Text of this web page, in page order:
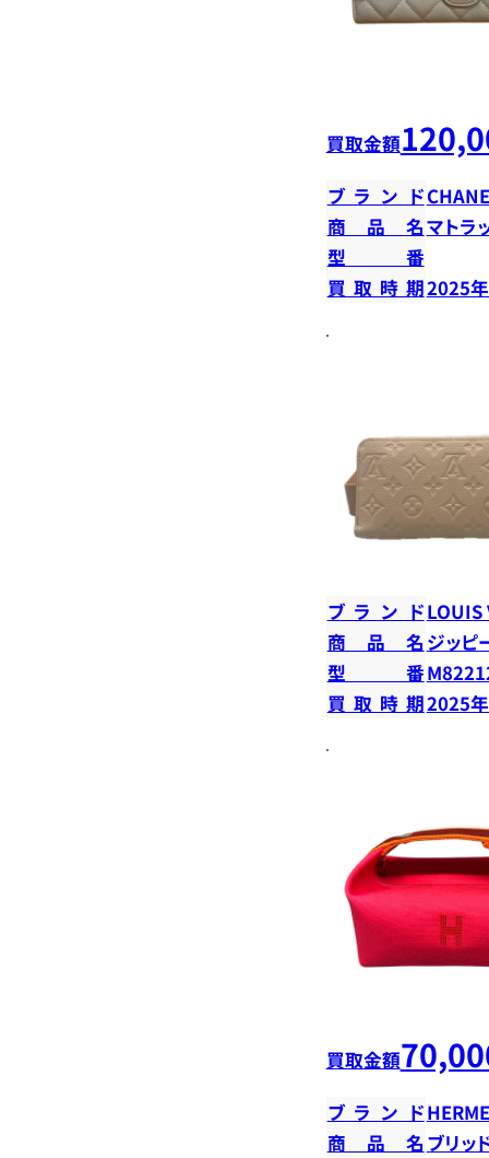
買取金額
ブランド
商品名マト
型番
買取時期2025
ブランドLOUIS
商品名 ジッピ
型番
買取時期2025
買取金額
ブランド
商品名 ブリッ